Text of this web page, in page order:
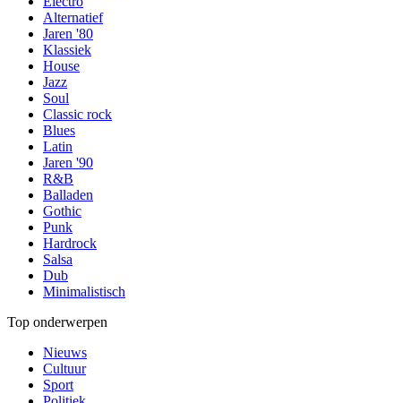
Alternatief
Jaren '80
Klassiek
House
Jazz
Soul
Classic rock
Blues
Latin
Jaren '90
R&B
Balladen
Gothic
Punk
Hardrock
Salsa
Dub
Minimalistisch
Top onderwerpen
Nieuws
Cultuur
Sport